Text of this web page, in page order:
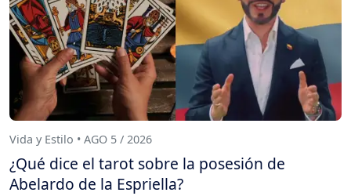
Vida y Estilo • AGO 5 / 2026
¿Qué dice el tarot sobre la posesión de
Abelardo de la Espriella?